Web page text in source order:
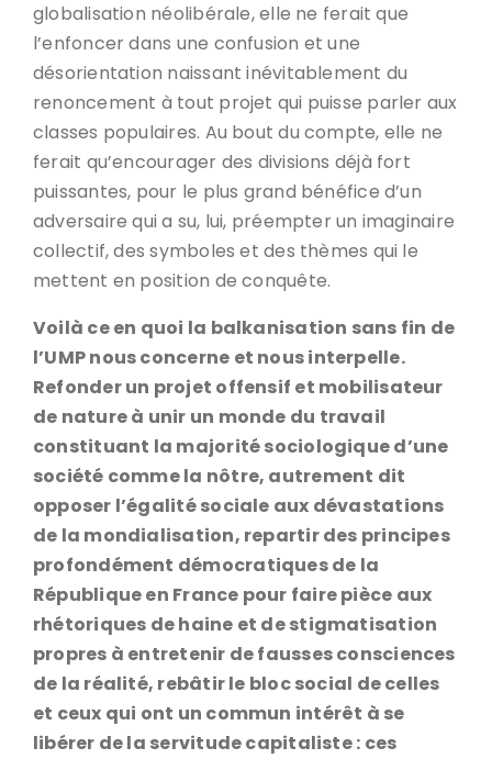
globalisation néolibérale, elle ne ferait que
l’enfoncer dans une confusion et une
désorientation naissant inévitablement du
renoncement à tout projet qui puisse parler aux
classes populaires. Au bout du compte, elle ne
ferait qu’encourager des divisions déjà fort
puissantes, pour le plus grand bénéfice d’un
adversaire qui a su, lui, préempter un imaginaire
collectif, des symboles et des thèmes qui le
mettent en position de conquête.
Voilà ce en quoi la balkanisation sans fin de
l’UMP nous concerne et nous interpelle.
Refonder un projet offensif et mobilisateur
de nature à unir un monde du travail
constituant la majorité sociologique d’une
société comme la nôtre, autrement dit
opposer l’égalité sociale aux dévastations
de la mondialisation, repartir des principes
profondément démocratiques de la
République en France pour faire pièce aux
rhétoriques de haine et de stigmatisation
propres à entretenir de fausses consciences
de la réalité, rebâtir le bloc social de celles
et ceux qui ont un commun intérêt à se
libérer de la servitude capitaliste : ces